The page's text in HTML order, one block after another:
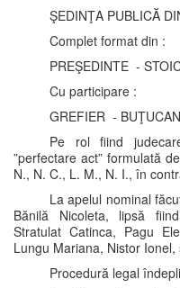
ŞEDINŢA PUBLICĂ
Complet format din :
PREŞEDINTE -
Cu participare :
GREFIER -
Pe rol fiind
”perfectare act” formulată
N., N. C., L. M., N. I., în
La apelul nominal
Bănilă Nicoleta, lipsă
Stratulat Catinca, Pagu
Lungu Mariana, Nistor
Procedură legal